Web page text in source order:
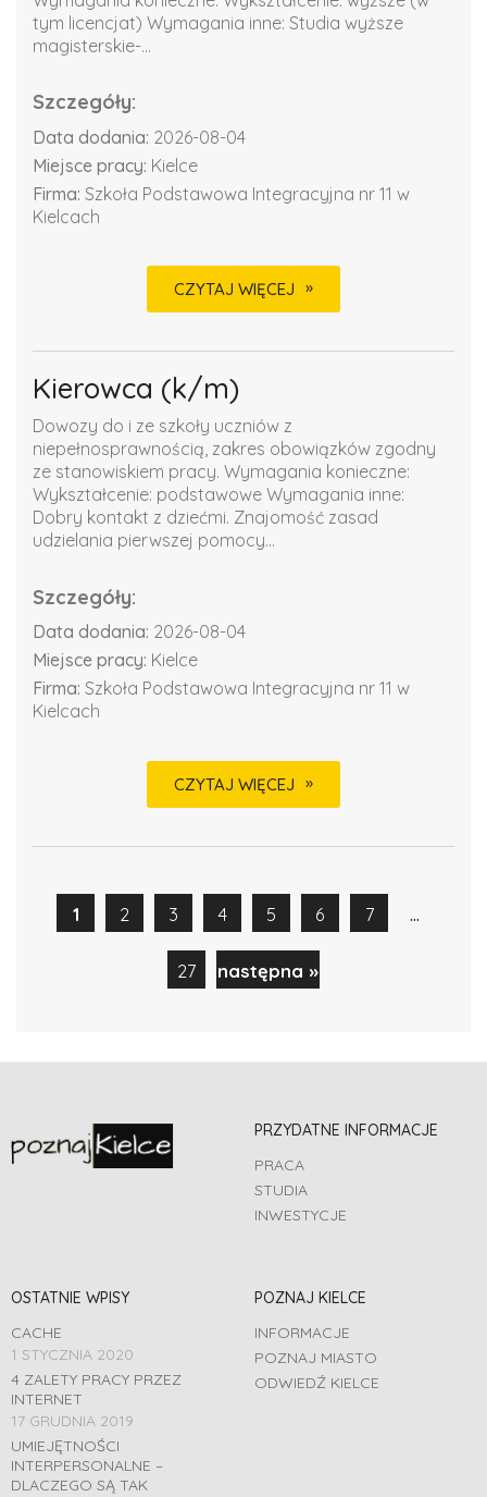
tym licencjat) Wymagania inne: Studia wyższe
magisterskie-...
Szczegóły:
Data dodania: 2026-08-04
Miejsce pracy: Kielce
Firma: Szkoła Podstawowa Integracyjna nr 11 w
Kielcach
CZYTAJ WIĘCEJ
Kierowca (k/m)
Dowozy do i ze szkoły uczniów z
niepełnosprawnością, zakres obowiązków zgodny
ze stanowiskiem pracy. Wymagania konieczne:
Wykształcenie: podstawowe Wymagania inne:
Dobry kontakt z dziećmi. Znajomość zasad
udzielania pierwszej pomocy...
Szczegóły:
Data dodania: 2026-08-04
Miejsce pracy: Kielce
Firma: Szkoła Podstawowa Integracyjna nr 11 w
Kielcach
CZYTAJ WIĘCEJ
1 2 3 4 5 6 7 ...
27 następna »
PRZYDATNE INFORMACJE
PRACA
STUDIA
INWESTYCJE
OSTATNIE WPISY
CACHE
1 STYCZNIA 2020
4 ZALETY PRACY PRZEZ
INTERNET
17 GRUDNIA 2019
UMIEJĘTNOŚCI
INTERPERSONALNE –
DLACZEGO SĄ TAK
POZNAJ KIELCE
INFORMACJE
POZNAJ MIASTO
ODWIEDŹ KIELCE